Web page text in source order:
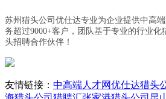
苏州猎头公司优仕达专业为企业提供中高
务超过9000+客户，团队基于专业的行业
头招聘合作伙伴！
友情链接： 中高端人才网优仕达猎头